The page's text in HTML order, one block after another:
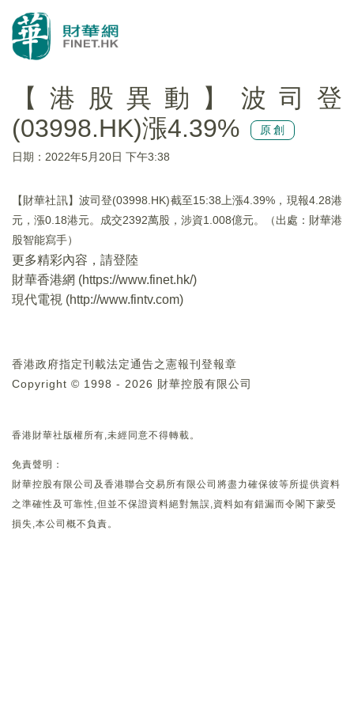
【港股異動】波司登
(03998.HK)漲4.39%
原創
日期：2022年5月20日 下午3:38
【財華社訊】波司登(03998.HK)截至15:38上漲4.39%，現報4.28港
元，漲0.18港元。成交2392萬股，涉資1.008億元。（出處：財華港
股智能寫手）
更多精彩內容，請登陸
財華香港網 (https://www.finet.hk/)
現代電視 (http://www.fintv.com)
香港政府指定刊載法定通告之憲報刊登報章
Copyright © 1998 - 2026 財華控股有限公司
香港財華社版權所有,未經同意不得轉載。
免責聲明：
財華控股有限公司及香港聯合交易所有限公司將盡力確保彼等所提供資料
之準確性及可靠性,但並不保證資料絕對無誤,資料如有錯漏而令閣下蒙受
損失,本公司概不負責。